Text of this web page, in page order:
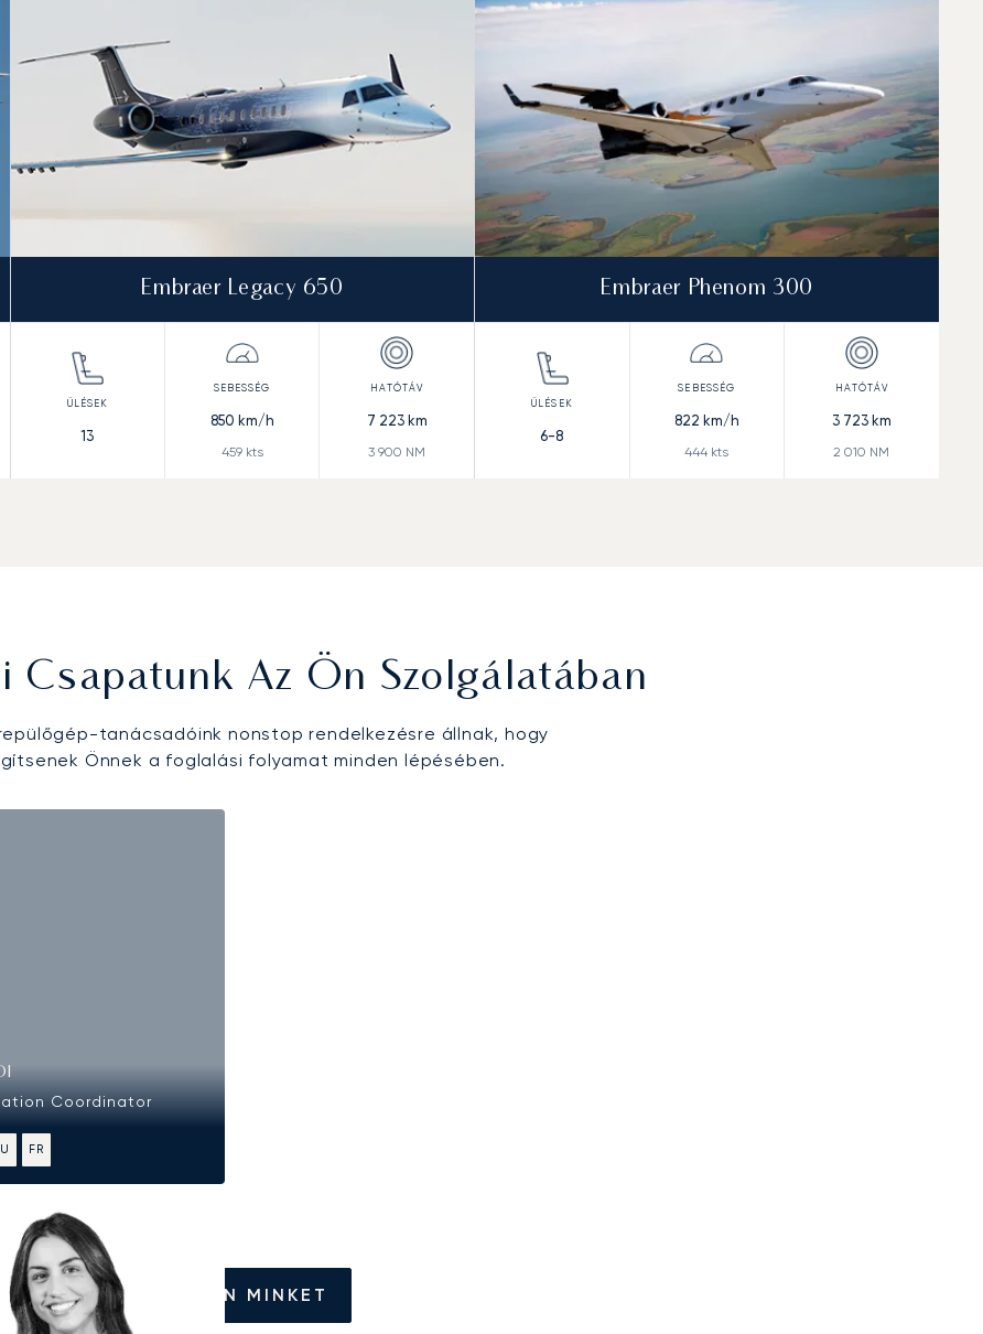
Embraer Legacy 650
13
850 km/h
459kts
7 223km
3 900 NM
Embraer Phenom 300
6-8
822 km/h
444 kts
3 723km
2 010 NM
Csapatunk Az Ön Szolgálatában
tanácsadóink nonstop rendelkezésre állnak, hogy
Önnek a foglalási folyamat minden lépésében.
Coordinator
FR
HÍVJON MINKET